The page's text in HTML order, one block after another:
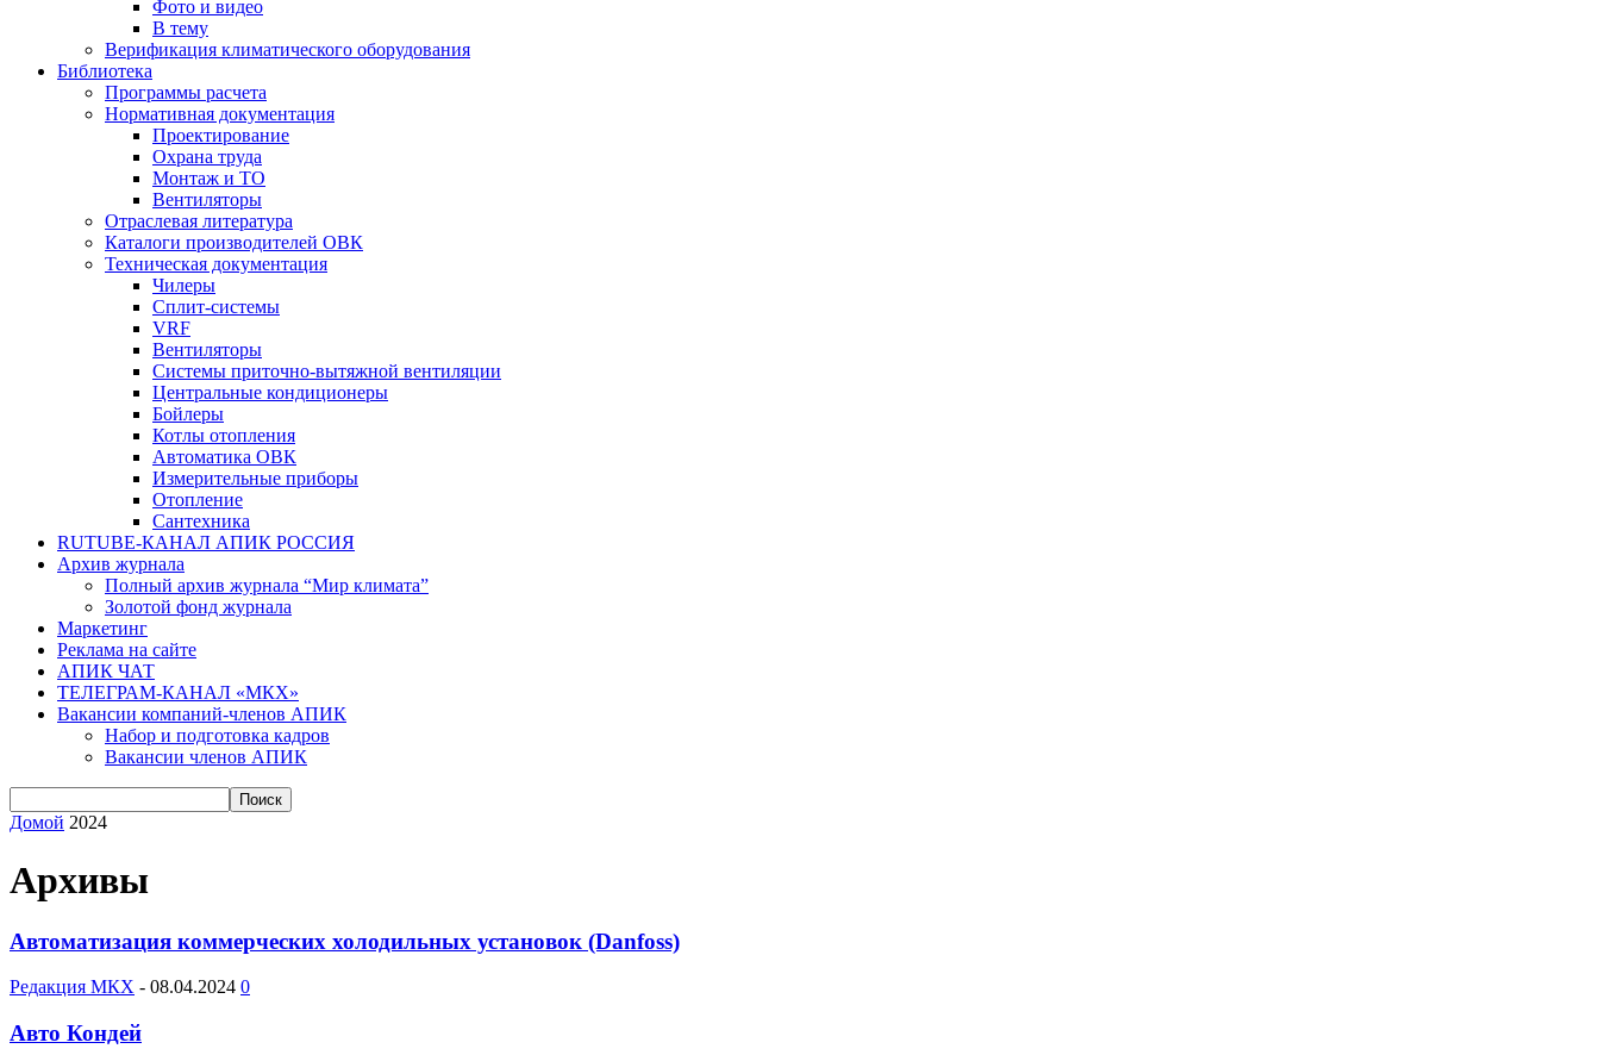
Фото и видео
В тему
Верификация климатического оборудования
Библиотека
Программы расчета
Нормативная документация
Проектирование
Охрана труда
Монтаж и ТО
Вентиляторы
Отраслевая литература
Каталоги производителей ОВК
Техническая документация
Чилеры
Сплит-системы
VRF
Вентиляторы
Системы приточно-вытяжной вентиляции
Центральные кондиционеры
Бойлеры
Котлы отопления
Автоматика ОВК
Измерительные приборы
Отопление
Сантехника
RUTUBE-КАНАЛ АПИК РОССИЯ
Архив журнала
Полный архив журнала “Мир климата”
Золотой фонд журнала
Маркетинг
Реклама на сайте
АПИК ЧАТ
ТЕЛЕГРАМ-КАНАЛ «МКХ»
Вакансии компаний-членов АПИК
Набор и подготовка кадров
Вакансии членов АПИК
Домой 2024
Архивы
Автоматизация коммерческих холодильных установок (Danfoss)
Редакция МКХ - 08.04.2024 0
Авто Кондей